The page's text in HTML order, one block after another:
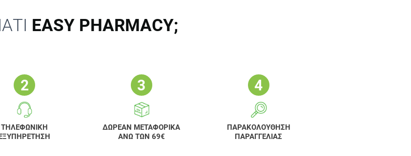
EASY PHARMACY;
ΤΗΛΕΦΩΝΙΚΗ
ΔΩΡΕΑΝ ΜΕΤΑΦΟΡΙΚΑ
ΑΝΩ ΤΩΝ 69€
ΠΑΡΑΚΟΛΟΥΘΗΣΗ
ΠΑΡΑΓΓΕΛΙΑΣ